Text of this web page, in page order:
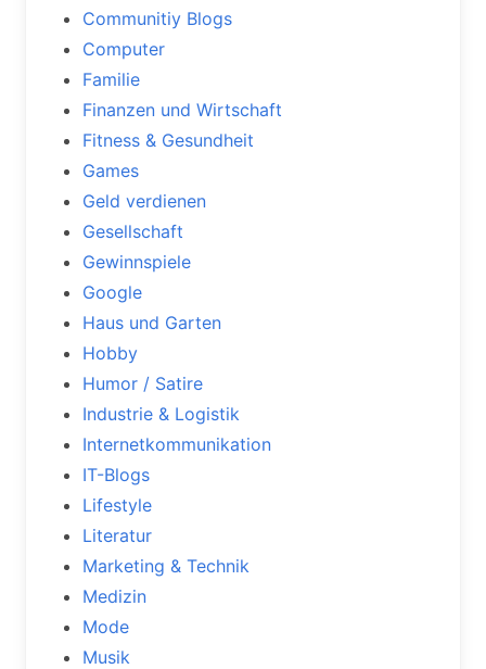
Communitiy Blogs
Computer
Familie
Finanzen und Wirtschaft
Fitness & Gesundheit
Games
Geld verdienen
Gesellschaft
Gewinnspiele
Google
Haus und Garten
Hobby
Humor / Satire
Industrie & Logistik
Internetkommunikation
IT-Blogs
Lifestyle
Literatur
Marketing & Technik
Medizin
Mode
Musik